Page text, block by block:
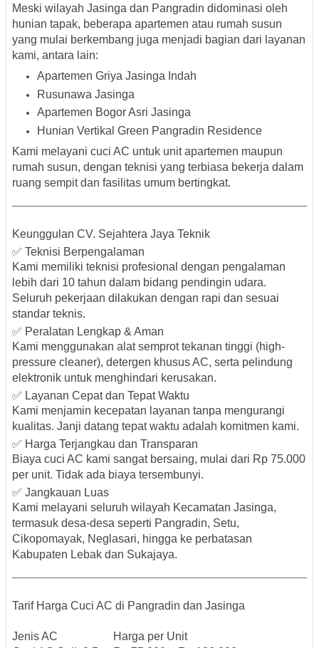
Meski wilayah Jasinga dan Pangradin didominasi oleh
hunian tapak, beberapa apartemen atau rumah susun
yang mulai berkembang juga menjadi bagian dari layanan
kami, antara lain:
Apartemen Griya Jasinga Indah
Rusunawa Jasinga
Apartemen Bogor Asri Jasinga
Hunian Vertikal Green Pangradin Residence
Kami melayani cuci AC untuk unit apartemen maupun
rumah susun, dengan teknisi yang terbiasa bekerja dalam
ruang sempit dan fasilitas umum bertingkat.
Keunggulan CV. Sejahtera Jaya Teknik
✅ Teknisi Berpengalaman
Kami memiliki teknisi profesional dengan pengalaman
lebih dari 10 tahun dalam bidang pendingin udara.
Seluruh pekerjaan dilakukan dengan rapi dan sesuai
standar teknis.
✅ Peralatan Lengkap & Aman
Kami menggunakan alat semprot tekanan tinggi (high-
pressure cleaner), detergen khusus AC, serta pelindung
elektronik untuk menghindari kerusakan.
✅ Layanan Cepat dan Tepat Waktu
Kami menjamin kecepatan layanan tanpa mengurangi
kualitas. Janji datang tepat waktu adalah komitmen kami.
✅ Harga Terjangkau dan Transparan
Biaya cuci AC kami sangat bersaing, mulai dari Rp 75.000
per unit. Tidak ada biaya tersembunyi.
✅ Jangkauan Luas
Kami melayani seluruh wilayah Kecamatan Jasinga,
termasuk desa-desa seperti Pangradin, Setu,
Cikopomayak, Neglasari, hingga ke perbatasan
Kabupaten Lebak dan Sukajaya.
Tarif Harga Cuci AC di Pangradin dan Jasinga
Jenis AC
Harga per Unit